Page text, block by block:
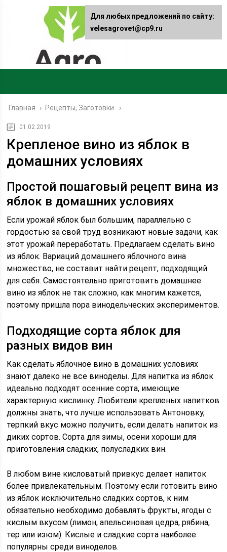
Главная › Рецепты, Заготовки
01.02.2019
Крепленое вино из яблок в
домашних условиях
Простой пошаговый рецепт вина из
яблок в домашних условиях
Если урожай яблок был большим, параллельно с
гордостью за свой труд возникают новые задачи, как
этот урожай переработать. Предлагаем сделать вино
из яблок. Вариаций домашнего яблочного вина
множество, не составит найти рецепт, подходящий
для себя. Самостоятельно приготовить домашнее
вино из яблок не так сложно, как многим кажется,
поэтому пришла пора винодельческих экспериментов.
Подходящие сорта яблок для
разных видов вин
Как сделать яблочное вино в домашних условиях
знают далеко не все виноделы. Для напитка из яблок
идеально подходят осенние сорта, имеющие
характерную кислинку. Любители крепленых напитков
должны знать, что лучше использовать Антоновку,
терпкий вкус можно получить, если делать напиток из
диких сортов. Сорта для зимы, осени хороши для
приготовления сладких, полусладких вин.
В любом вине кисловатый привкус делает напиток
более привлекательным. Поэтому если готовить вино
из яблок исключительно сладких сортов, к ним
обязательно необходимо добавлять фрукты, ягоды с
кислым вкусом (лимон, апельсиновая цедра, рябина,
тер или изюм). Кислые и сладкие сорта наиболее
популярны среди виноделов.
Для любых предложений по сайту:
velesagrovet@cp9.ru